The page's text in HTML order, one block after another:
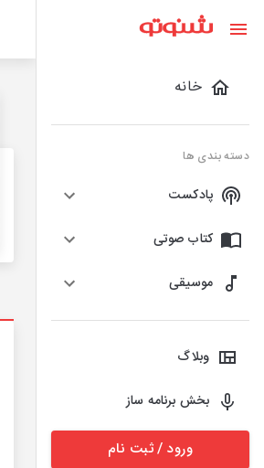
خانه
دسته بندی ها
پادکست
کتاب صوتی
موسیقی
وبلاگ
بخش برنامه ساز
ورود / ثبت نام